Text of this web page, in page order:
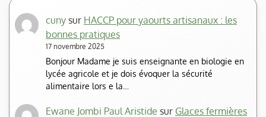
cuny sur HACCP pour yaourts artisanaux : les
bonnes pratiques
17 novembre 2025
Bonjour Madame je suis enseignante en biologie en
lycée agricole et je dois évoquer la sécurité
alimentaire lors e la…
Ewane Jombi Paul Aristide sur Glaces fermières